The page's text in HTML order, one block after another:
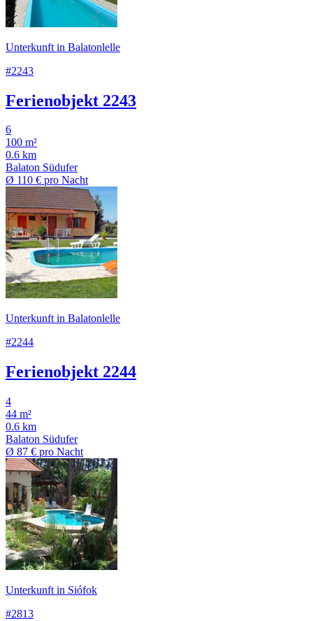
Unterkunft in Balatonlelle
#2243
Ferienobjekt 2243
6
100 m²
0.6 km
Balaton Südufer
Ø 110 € pro Nacht
Unterkunft in Balatonlelle
#2244
Ferienobjekt 2244
4
44 m²
0.6 km
Balaton Südufer
Ø 87 € pro Nacht
Unterkunft in Siófok
#2813